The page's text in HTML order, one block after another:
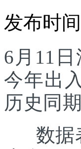
发布时
6月11
今年出
历史同
数据